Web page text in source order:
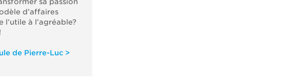
d’affaires
à l’agréable?
de Pierre-Luc >